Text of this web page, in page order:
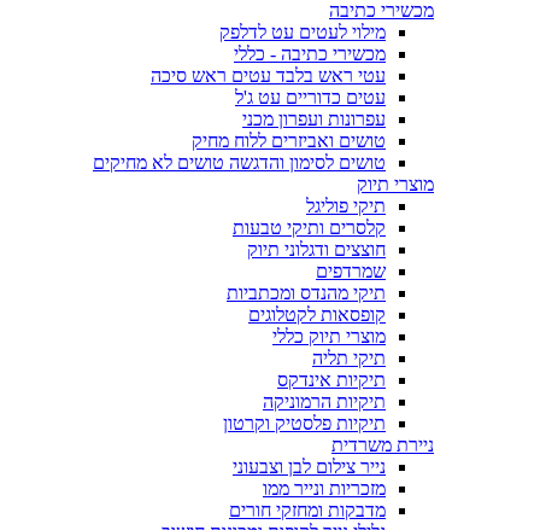
מכשירי כתיבה
מילוי לעטים עט לדלפק
מכשירי כתיבה - כללי
עטי ראש בלבד עטים ראש סיכה
עטים כדוריים עט ג'ל
עפרונות ועפרון מכני
טושים ואביזרים ללוח מחיק
טושים לסימון והדגשה טושים לא מחיקים
מוצרי תיוק
תיקי פוליגל
קלסרים ותיקי טבעות
חוצצים ודגלוני תיוק
שמרדפים
תיקי מהנדס ומכתביות
קופסאות לקטלוגים
מוצרי תיוק כללי
תיקי תליה
תיקיות אינדקס
תיקיות הרמוניקה
תיקיות פלסטיק וקרטון
ניירת משרדית
נייר צילום לבן וצבעוני
מזכריות ונייר ממו
מדבקות ומחזקי חורים